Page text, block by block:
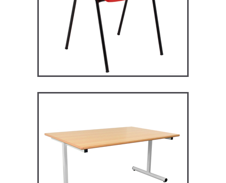
RM128 – Restauration
Maggie
TABLES ET MANGE DEBOUT